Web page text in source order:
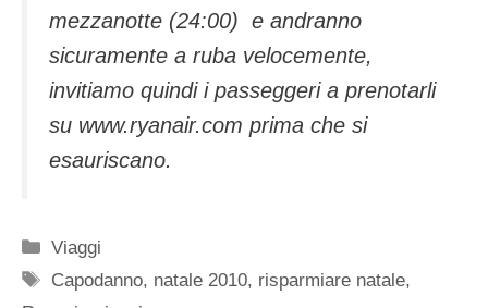
mezzanotte (24:00) e andranno
sicuramente a ruba velocemente,
invitiamo quindi i passeggeri a prenotarli
su www.ryanair.com prima che si
esauriscano.
Categorie
Viaggi
Tag
Capodanno, natale 2010, risparmiare natale,